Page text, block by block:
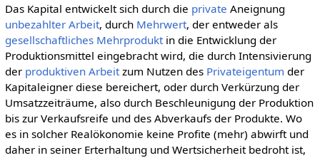
Das Kapital entwickelt sich durch die private Aneignung
unbezahlter Arbeit, durch Mehrwert, der entweder als
gesellschaftliches Mehrproduktin die Entwicklung der
Produktionsmittel eingebracht wird, die durch Intensivierung
der produktiven Arbeitzum Nutzen des Privateigentum der
Kapitaleigner diese bereichert, oder durch Verkürzung der
Umsatzzeiträume, also durch Beschleunigung der Produktion
bis zur Verkaufsreife und des Abverkaufs der Produkte. Wo
es in solcher Realökonomie keine Profite (mehr) abwirft und
daher in seiner Erterhaltung und Wertsicherheit bedroht ist,